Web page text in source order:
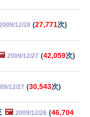
12/28 (27,771次)
2009/12/27 (42,059次)
12/27 (30,543次)
🖼️ 2009/12/26 (46,704